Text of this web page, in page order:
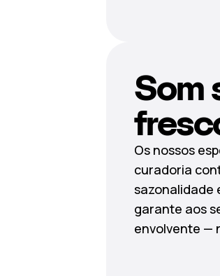
Som
Os nossos
curadoria
sazonalidade
garante aos
envolvente —